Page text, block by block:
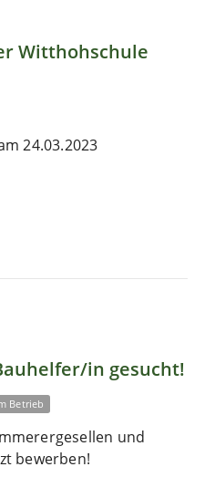
Witthohschule
24.03.2023
in gesucht!
Betrieb
und
bewerben!